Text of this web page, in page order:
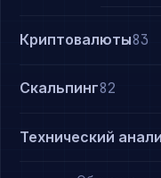
Криптовалюты83
Скальпинг82
Технический